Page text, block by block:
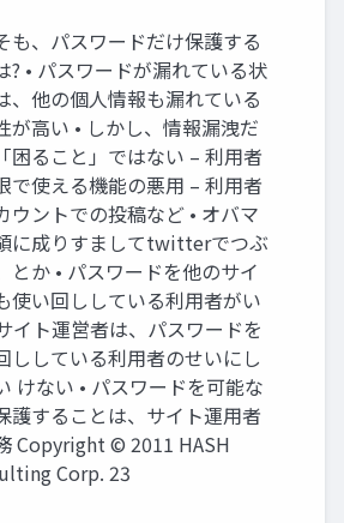
も、パスワードだけ保護する
? • パスワードが漏れている状
、他の個人情報も漏れている
が高い • しかし、情報漏洩だ
困ること」ではない – 利用者
で使える機能の悪用 – 利用者
ウントでの投稿など • オバマ
に成りすましてtwitterでつぶ
とか • パスワードを他のサイ
使い回ししている利用者がい
イト運営者は、パスワードを
ししている利用者のせいにし
けない • パスワードを可能な
護することは、サイト運用者
Copyright © 2011 HASH
Corp. 23